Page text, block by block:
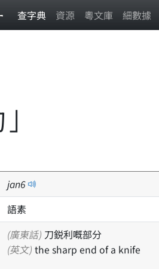
查字典 資源 粵文庫 細數據
jan6
語素
(廣東話) 刀鋭利嘅部分
(英文) the sharp end of a knife